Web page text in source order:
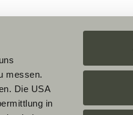
messen.
Die USA
in
vereinbaren
geschützt und es gelten die
von Google.